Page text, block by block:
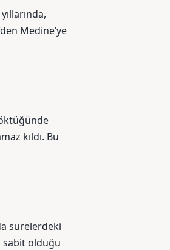
Medine’ye
kıldı. Bu
surelerdeki
sabit olduğu